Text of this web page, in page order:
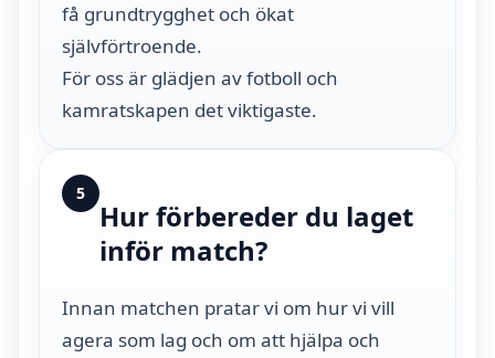
få grundtrygghet och ökat
självförtroende.
För oss är glädjen av fotboll och
kamratskapen det viktigaste.
5
Hur förbereder du laget
inför match?
Innan matchen pratar vi om hur vi vill
agera som lag och om att hjälpa och